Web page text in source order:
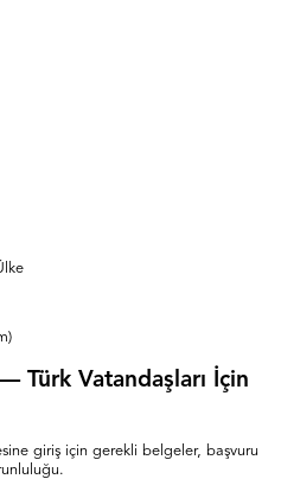
Türk Vatandaşları İçin
giriş için gerekli belgeler, başvuru